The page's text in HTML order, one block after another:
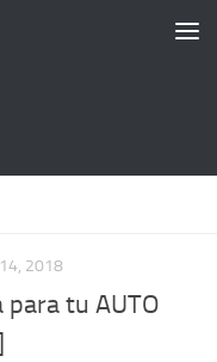
14, 2018
tu AUTO